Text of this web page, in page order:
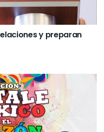
y preparan